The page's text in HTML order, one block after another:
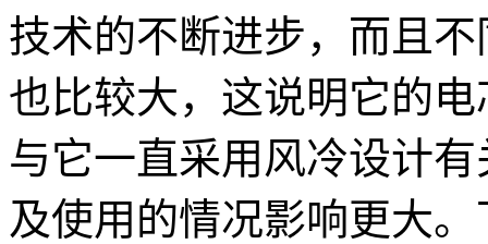
技术的不断进步，而且
也比较大，这说明它的
与它一直采用风冷设计
及使用的情况影响更大